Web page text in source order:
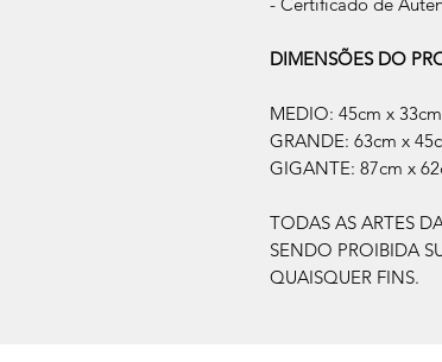
DIMENSÕES DO
MEDIO: 45cm x
GRANDE: 63cm x
GIGANTE: 87cm x
TODAS AS ARTES
SENDO PROIBIDA
QUAISQUER FINS.